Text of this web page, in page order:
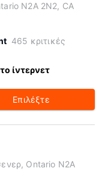
N2A 2N2, CA
465 κριτικές
ίντερνετ
Επιλέξτε
Ontario N2A